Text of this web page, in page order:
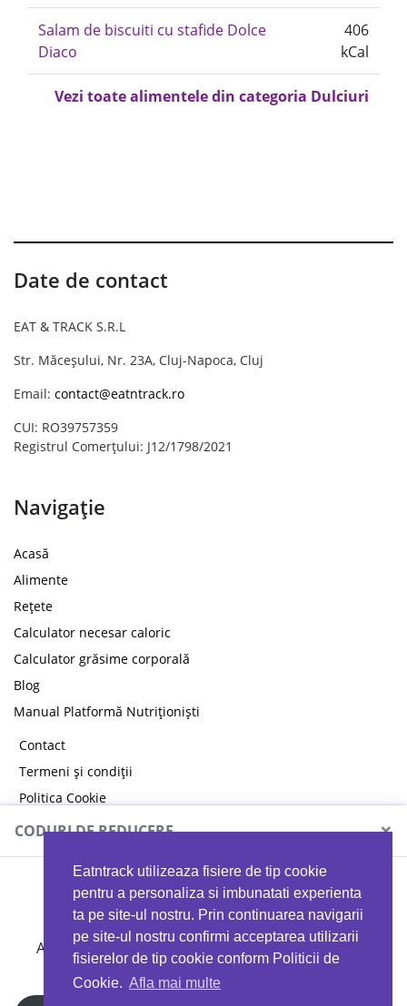
Eatntrack utilizeaza fisiere de tip cookie
pentru a personaliza si imbunatati experienta
ta pe site-ul nostru. Prin continuarea navigarii
pe site-ul nostru confirmi acceptarea utilizarii
fisierelor de tip cookie conform Politicii de
Cookie. Afla mai multe
Salam de biscuiti cu stafide Dolce
Diaco
406
kCal
Vezi toate alimentele din categoria Dulciuri
Date de contact
EAT & TRACK S.R.L
Str. Măceșului, Nr. 23A, Cluj-Napoca, Cluj
Email: contact@eatntrack.ro
CUI: RO39757359
Registrul Comerțului: J12/1798/2021
Navigație
Acasă
Alimente
Rețete
Calculator necesar caloric
Calculator grăsime corporală
Blog
Manual Platformă Nutriționiști
Contact
Termeni și condiții
Politica Cookie
Politica de confidențialitate
CODURI DE REDUCERE ×
MYPROTEIN
Ai 40%reducere la orice comandă folosind codul
EATTRACK